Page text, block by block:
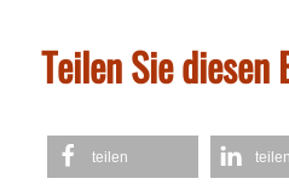
Teilen Sie diesen
teilen teilen